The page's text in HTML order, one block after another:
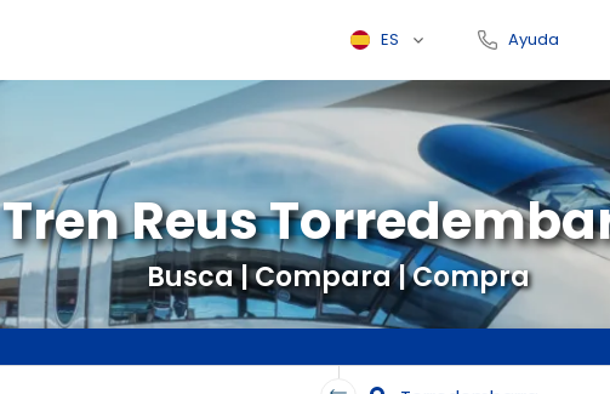
ES Ayuda
Busca | Compara | Compra
Tren Reus